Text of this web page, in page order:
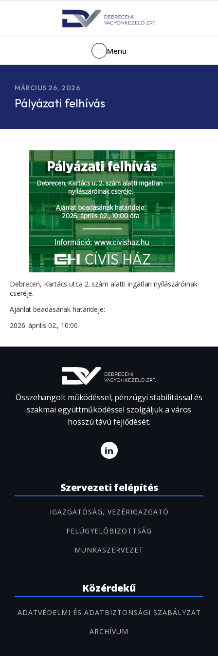
Menü
MÁRCIUS 26, 2026
Pályázati felhívás
Debrecen, Kartács utca 2. szám alatti ingatlan nyílászáróinak
cseréje.
Ajánlat beadásának határideje:
2026. április 02., 10:00
Összehangolt működéssel, pénzügyi stabilitással és
szakmai együttműködéssel szolgáljuk a város
hosszú távú fejlődését.
Szervezeti felépítés
IGAZGATÓSÁG, VEZÉRIGAZGATÓ
FELÜGYELŐBIZOTTSÁG
MUNKASZERVEZET
Közérdekű
ADATVÉDELMI ÉS ADATBIZTONSÁGI SZABÁLYZAT
ARCHÍVUM